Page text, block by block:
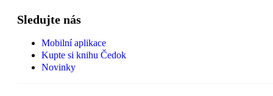
Sledujte nás
Mobilní aplikace
Kupte si knihu Čedok
Novinky